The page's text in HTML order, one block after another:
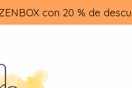
con 20 % de